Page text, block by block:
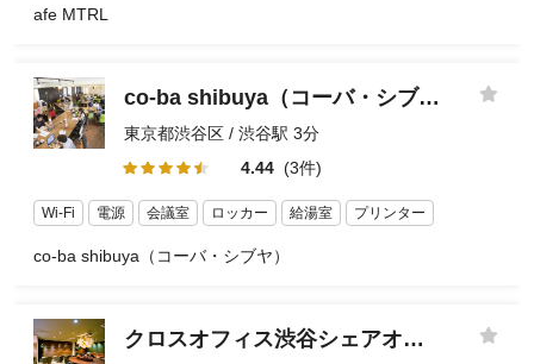
afe MTRL
co-ba shibuya（コーバ・シブヤ）
東京都渋谷区 / 渋谷駅 3分
4.44 (3件)
Wi-Fi 電源 会議室 ロッカー 給湯室 プリンター
co-ba shibuya（コーバ・シブヤ）
クロスオフィス渋谷シェアオフィス